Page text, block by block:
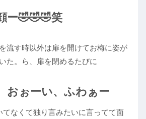
ー🤣🤣🤣笑
流す時以外は扉を開けてお梅に姿が
た。ら、扉を閉めるたびに
おぉーい、ふわぁー
てなくて独り言みたいに言ってて面